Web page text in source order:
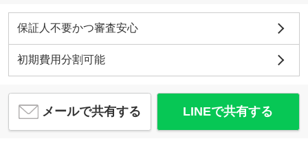
保証人不要かつ審査安心
初期費用分割可能
メールで共有する LINEで共有する